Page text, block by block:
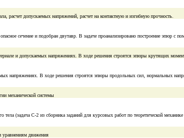
расчет допускаемых напряжений, расчет на контактную и изгибную прочность.
сечение и подобран двутавр. В задаче проанализировано построение эпюр с
и допускаемых напряжениях. В ходе решения строятся эпюры крутящих
напряжениях. В ходе решения строятся эпюры продольных сил, нормальных
механической системы
(задача С-2 из cборника заданий для курсовых работ по теоретической
уравнениям движения